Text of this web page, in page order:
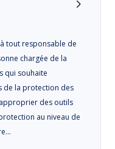
tout responsable de
chargée de la
qui souhaite
de la protection des
des outils
au niveau de